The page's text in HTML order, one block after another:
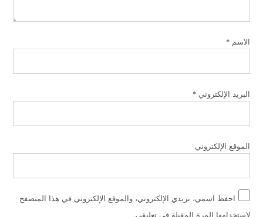
الاسم*
البريد الإلكتروني*
الموقع الإلكتروني
احفظ اسمي، بريدي الإلكتروني، والموقع الإلكتروني في هذا المتصفح
لاستخدامها المرة المقبلة في تعليقي.